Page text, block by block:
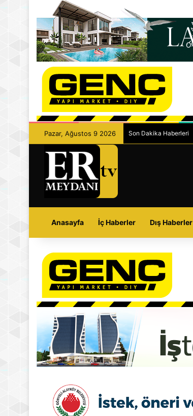
Pazar, Ağustos 9 2026 Son Dakika Haberleri
Anasayfa İç Haberler Dış Haberler